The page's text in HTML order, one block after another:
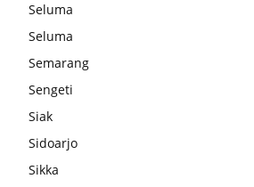
Seluma
Seluma
Semarang
Sengeti
Siak
Sidoarjo
Sikka